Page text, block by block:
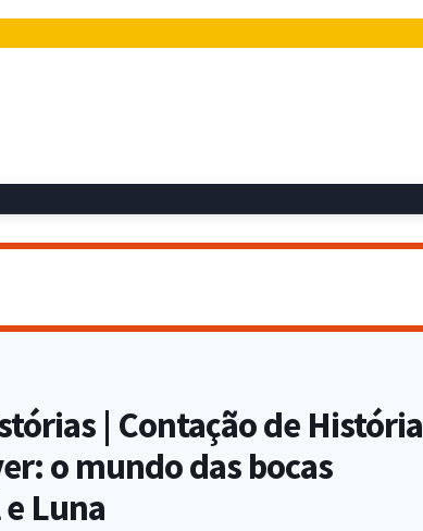
| Contação de História
o mundo das bocas
Luna